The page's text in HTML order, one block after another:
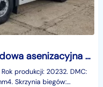
MAN TGM 18.250, zabudowa asenizacyjna Janco/GP Lift TGM 18.250, zabudowa asenizacyjna Janco/GP Lift
produkcji: 20232. DMC:
Skrzynia biegów: